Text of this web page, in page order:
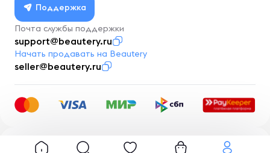
Поддержка
Почта службы поддержки
support@beautery.ru
Начать продавать на Beautery
seller@beautery.ru
Разработка BusinessMentor.ru